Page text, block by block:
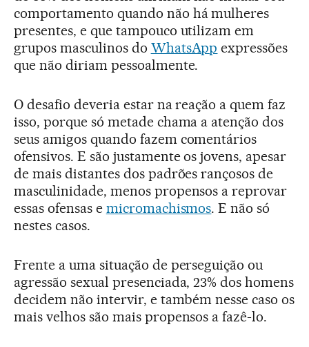
comportamento quando não há mulheres
presentes, e que tampouco utilizam em
grupos masculinos do WhatsApp expressões
que não diriam pessoalmente.
O desafio deveria estar na reação a quem faz
isso, porque só metade chama a atenção dos
seus amigos quando fazem comentários
ofensivos. E são justamente os jovens, apesar
de mais distantes dos padrões rançosos de
masculinidade, menos propensos a reprovar
essas ofensas e micromachismos. E não só
nestes casos.
Frente a uma situação de perseguição ou
agressão sexual presenciada, 23% dos homens
decidem não intervir, e também nesse caso os
mais velhos são mais propensos a fazê-lo.